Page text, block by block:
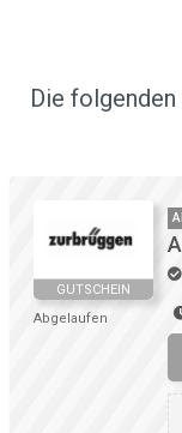
Die
GUTSCHEIN
Abgelaufen